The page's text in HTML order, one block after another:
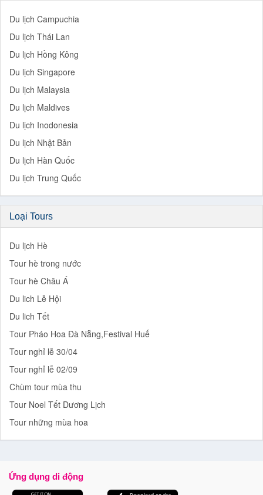
Du lịch Campuchia
Du lịch Thái Lan
Du lịch Hồng Kông
Du lịch Singapore
Du lịch Malaysia
Du lịch Maldives
Du lịch Inodonesia
Du lịch Nhật Bản
Du lịch Hàn Quốc
Du lịch Trung Quốc
Loại Tours
Du lịch Hè
Tour hè trong nước
Tour hè Châu Á
Du lich Lễ Hội
Du lich Tết
Tour Pháo Hoa Đà Nẵng,Festival Huế
Tour nghỉ lễ 30/04
Tour nghỉ lễ 02/09
Chùm tour mùa thu
Tour Noel Tết Dương Lịch
Tour những mùa hoa
Ứng dụng di động